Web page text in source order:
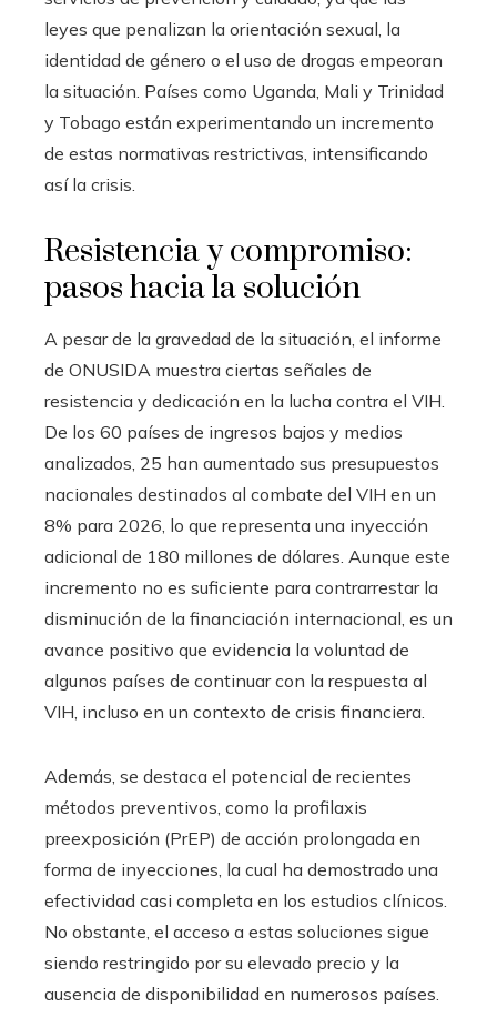
leyes que penalizan la orientación sexual, la
identidad de género o el uso de drogas empeoran
la situación. Países como Uganda, Mali y Trinidad
y Tobago están experimentando un incremento
de estas normativas restrictivas, intensificando
así la crisis.
Resistencia y compromiso:
pasos hacia la solución
A pesar de la gravedad de la situación, el informe
de ONUSIDA muestra ciertas señales de
resistencia y dedicación en la lucha contra el VIH.
De los 60 países de ingresos bajos y medios
analizados, 25 han aumentado sus presupuestos
nacionales destinados al combate del VIH en un
8% para 2026, lo que representa una inyección
adicional de 180 millones de dólares. Aunque este
incremento no es suficiente para contrarrestar la
disminución de la financiación internacional, es un
avance positivo que evidencia la voluntad de
algunos países de continuar con la respuesta al
VIH, incluso en un contexto de crisis financiera.
Además, se destaca el potencial de recientes
métodos preventivos, como la profilaxis
preexposición (PrEP) de acción prolongada en
forma de inyecciones, la cual ha demostrado una
efectividad casi completa en los estudios clínicos.
No obstante, el acceso a estas soluciones sigue
siendo restringido por su elevado precio y la
ausencia de disponibilidad en numerosos países.